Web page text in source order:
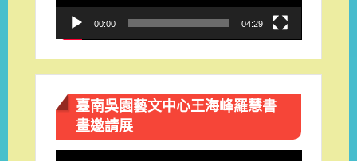
00:00 04:29
臺南吳園藝文中心王海峰羅慧書
畫邀請展